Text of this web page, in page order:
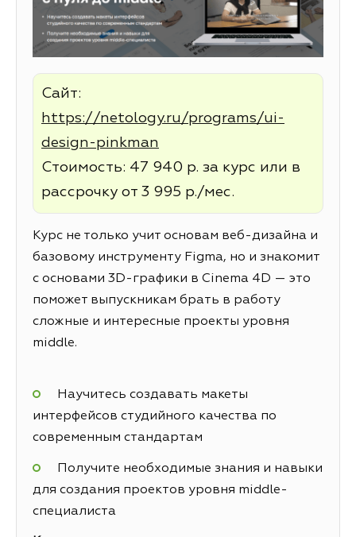
Сайт:
https://netology.ru/programs/ui-
design-pinkman
Стоимость: 47 940 р. за курс или в
рассрочку от 3 995 р./мес.
Курс не только учит основам веб-дизайна и
базовому инструменту Figma, но и знакомит
с основами 3D-графики в Cinema 4D — это
поможет выпускникам брать в работу
сложные и интересные проекты уровня
middle.
Научитесь создавать макеты
интерфейсов студийного качества по
современным стандартам
Получите необходимые знания и навыки
для создания проектов уровня middle-
специалиста